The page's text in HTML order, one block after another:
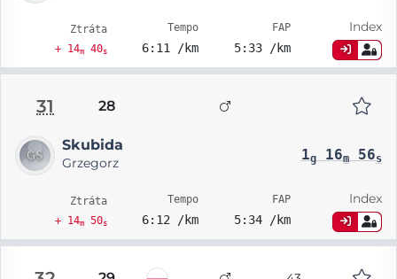
Ztráta
+ 14m40s
Tempo
6:11 /km
FAP
5:33 /km
Index
31 28
Skubida
Grzegorz 1g16m56s
Ztráta
+ 14m50s
Tempo
6:12 /km
FAP
5:34 /km
Index